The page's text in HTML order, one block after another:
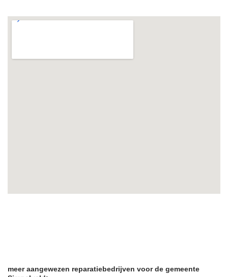
meer aangewezen reparatiebedrijven voor de gemeente